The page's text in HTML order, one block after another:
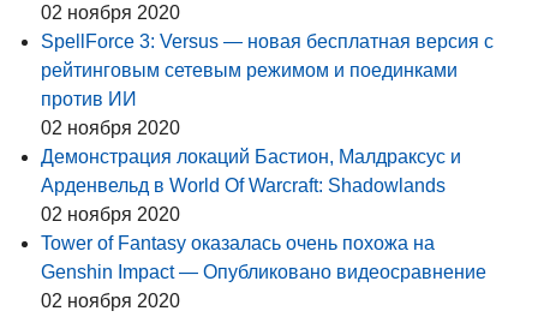
02 ноября 2020
SpellForce 3: Versus — новая бесплатная версия с
рейтинговым сетевым режимом и поединками
против ИИ
02 ноября 2020
Демонстрация локаций Бастион, Малдраксус и
Арденвельд в World Of Warcraft: Shadowlands
02 ноября 2020
Tower of Fantasy оказалась очень похожа на
Genshin Impact — Опубликовано видеосравнение
02 ноября 2020